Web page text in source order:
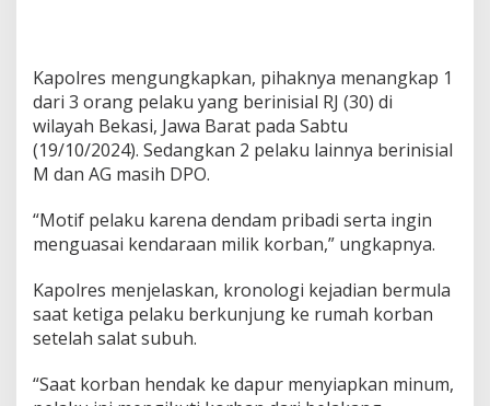
Kapolres mengungkapkan, pihaknya menangkap 1
dari 3 orang pelaku yang berinisial RJ (30) di
wilayah Bekasi, Jawa Barat pada Sabtu
(19/10/2024). Sedangkan 2 pelaku lainnya berinisial
M dan AG masih DPO.
“Motif pelaku karena dendam pribadi serta ingin
menguasai kendaraan milik korban,” ungkapnya.
Kapolres menjelaskan, kronologi kejadian bermula
saat ketiga pelaku berkunjung ke rumah korban
setelah salat subuh.
“Saat korban hendak ke dapur menyiapkan minum,